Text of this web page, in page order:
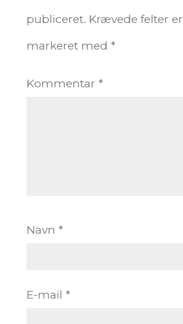
publiceret. Krævede felter er
markeret med *
Kommentar *
Navn *
E-mail *